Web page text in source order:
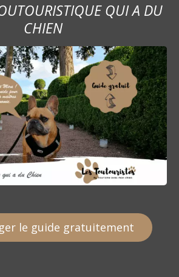
QUI A DU
CHIEN
le guide gratuitement